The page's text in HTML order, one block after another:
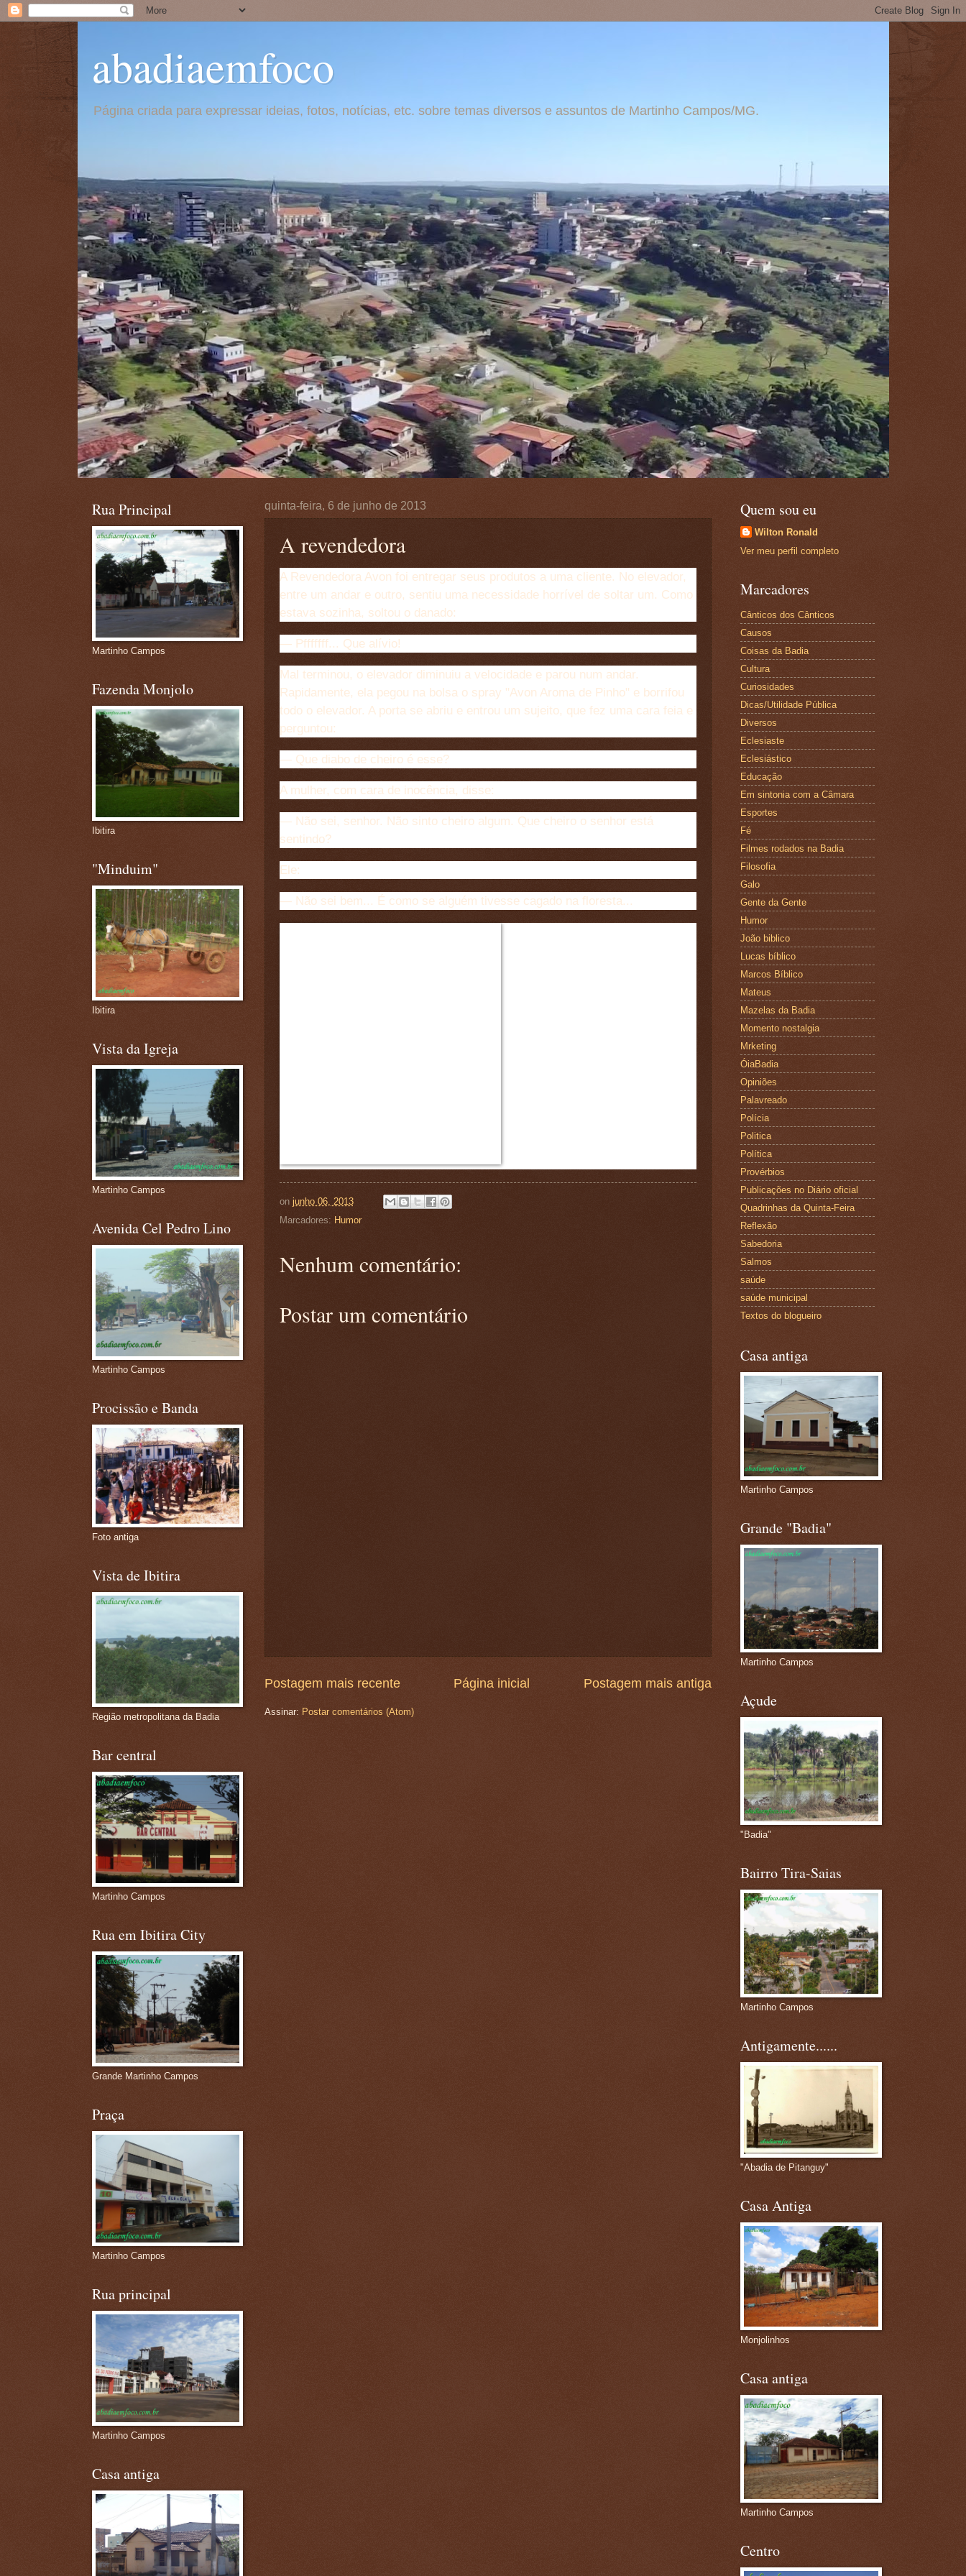
abadiaemfoco
Página criada para expressar ideias, fotos, notícias, etc. sobre temas diversos e assuntos de Martinho Campos/MG.
quinta-feira, 6 de junho de 2013
A revendedora
A Revendedora Avon foi entregar seus produtos a uma cliente. No elevador,
entre um andar e outro, sentiu uma necessidade horrível de soltar um. Como
estava sozinha, soltou o danado:
— Pfffffff... Que alívio!
Mal terminou, o elevador diminuiu a velocidade e parou num andar.
Rapidamente, ela pegou na bolsa o spray "Avon Aroma de Pinho" e borrifou
todo o elevador. A porta se abriu e entrou um sujeito, que fez uma cara feia e
perguntou:
— Que diabo de cheiro é esse?
A mulher, com cara de inocência, disse:
— Não sei, senhor. Não sinto cheiro algum. Que cheiro o senhor está
sentindo?
Ele:
— Não sei bem... É como se alguém tivesse cagado na floresta...
on junho 06, 2013
Marcadores: Humor
Nenhum comentário:
Postar um comentário
Postagem mais recente Postagem mais antiga
Página inicial
Assinar: Postar comentários (Atom)
Rua Principal
Martinho Campos
Fazenda Monjolo
Ibitira
"Minduim"
Ibitira
Vista da Igreja
Martinho Campos
Avenida Cel Pedro Lino
Martinho Campos
Procissão e Banda
Foto antiga
Vista de Ibitira
Região metropolitana da Badia
Bar central
Martinho Campos
Rua em Ibitira City
Grande Martinho Campos
Praça
Martinho Campos
Rua principal
Martinho Campos
Casa antiga
Quem sou eu
Wilton Ronald
Ver meu perfil completo
Marcadores
Cânticos dos Cânticos
Causos
Coisas da Badia
Cultura
Curiosidades
Dicas/Utilidade Pública
Diversos
Eclesiaste
Eclesiástico
Educação
Em sintonia com a Câmara
Esportes
Fé
Filmes rodados na Badia
Filosofia
Galo
Gente da Gente
Humor
João biblico
Lucas bíblico
Marcos Bíblico
Mateus
Mazelas da Badia
Momento nostalgia
Mrketing
ÓiaBadia
Opiniões
Palavreado
Polícia
Politica
Política
Provérbios
Publicações no Diário oficial
Quadrinhas da Quinta-Feira
Reflexão
Sabedoria
Salmos
saúde
saúde municipal
Textos do blogueiro
Casa antiga
Martinho Campos
Grande "Badia"
Martinho Campos
Açude
"Badia"
Bairro Tira-Saias
Martinho Campos
Antigamente......
"Abadia de Pitanguy"
Casa Antiga
Monjolinhos
Casa antiga
Martinho Campos
Centro